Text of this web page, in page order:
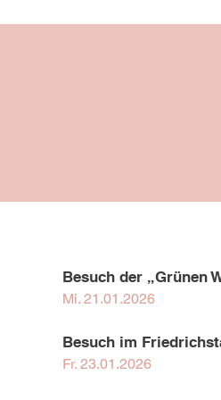
Besuch der „Grünen
Mi. 21.01.2026
Besuch im
Fr. 23.01.2026